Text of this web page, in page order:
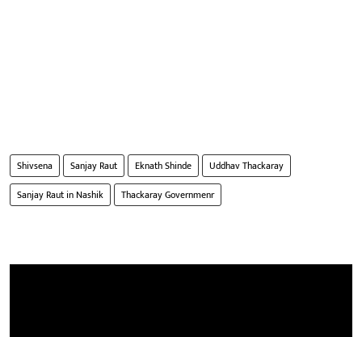
Shivsena Sanjay Raut Eknath Shinde
Uddhav Thackaray
Sanjay Raut in Nashik
Thackaray Governmenr